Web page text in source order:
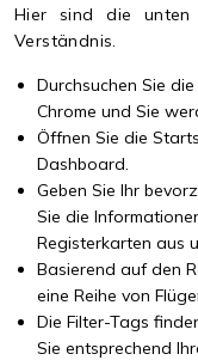
Hier sind die unten
Verständnis.
Durchsuchen Sie
Chrome und Sie
Öffnen Sie die
Dashboard.
Geben Sie Ihr
Sie die
Registerkarten aus
Basierend auf den
eine Reihe von
Die Filter-Tags
Sie entsprechend